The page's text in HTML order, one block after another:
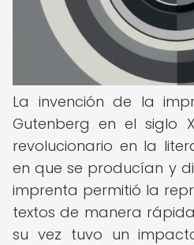
La invención de la
Gutenberg en el siglo
revolucionario en la
en que se producían y
imprenta permitió la
textos de manera
su vez tuvo un